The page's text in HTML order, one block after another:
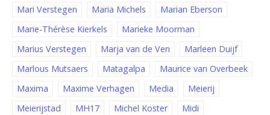
Mari Verstegen
Maria Michels
Marian Eberson
Marie-Thérèse Kierkels
Marieke Moorman
Marius Verstegen
Marja van de Ven
Marleen Duijf
Marlous Mutsaers
Matagalpa
Maurice van Overbeek
Maxima
Maxime Verhagen Media
Meierij
Meierijstad
MH17 Michel Koster
Midi